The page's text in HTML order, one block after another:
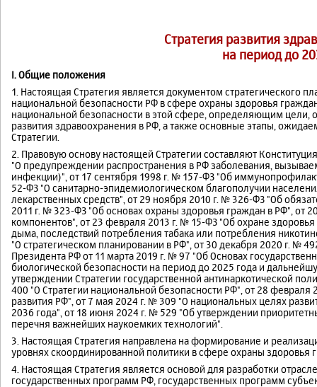
Стратегия развития
на период до
I. Общие положения
1. Настоящая Стратегия является документом стратегического
национальной безопасности РФ в сфере охраны здоровья
национальной безопасности в этой сфере, определяющим цели,
развития здравоохранения в РФ, а также основные этапы,
Стратегии.
2. Правовую основу настоящей Стратегии составляют
"О предупреждении распространения в РФ заболевания,
инфекции)", от 17 сентября 1998 г. № 157-ФЗ "Об
52-ФЗ "О санитарно-эпидемиологическом благополучии
лекарственных средств", от 29 ноября 2010 г. № 326-ФЗ "Об
2011 г. № 323-ФЗ "Об основах охраны здоровья граждан в РФ", от
компонентов", от 23 февраля 2013 г. № 15-ФЗ "Об охране
дыма, последствий потребления табака или потребления
"О стратегическом планировании в РФ", от 30 декабря 2020 г. №
Президента РФ от 11 марта 2019 г. № 97 "Об Основах
биологической безопасности на период до 2025 года и
утверждении Стратегии государственной антинаркотической
400 "О Стратегии национальной безопасности РФ", от 28 февраля
развития РФ", от 7 мая 2024 г. № 309 "О национальных целях
2036 года", от 18 июня 2024 г. № 529 "Об утверждении
перечня важнейших наукоемких технологий".
3. Настоящая Стратегия направлена на формирование и
уровнях скоординированной политики в сфере охраны здоровья
4. Настоящая Стратегия является основой для разработки
государственных программ РФ, государственных программ